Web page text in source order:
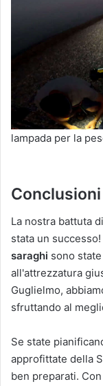
lampada per la
Conclusioni
La nostra battuta di
stata un
saraghi sono
all'attrezzatura
Guglielmo,
sfruttando al
Se state
approfittate della
ben preparati.